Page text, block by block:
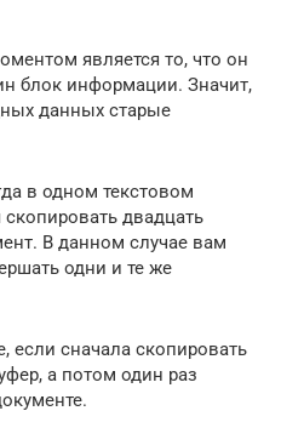
является то, что он
блок информации. Значит,
данных старые
в одном текстовом
скопировать двадцать
В данном случае вам
одни и те же
если сначала скопировать
а потом один раз